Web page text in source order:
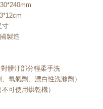
寸
製造
髒汙部分輕柔手洗
氧氣劑、漂白性洗滌劑）
可使用烘乾機）